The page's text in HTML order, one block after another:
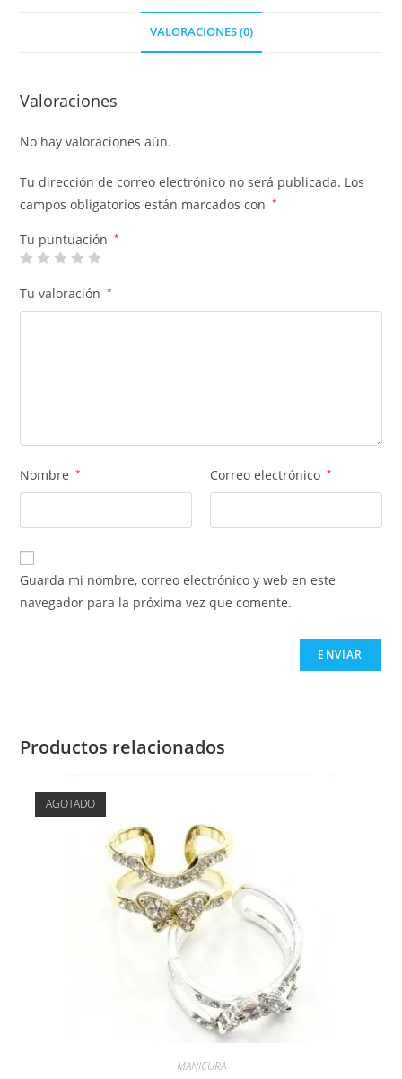
VALORACIONES (0)
Valoraciones
No hay valoraciones aún.
Tu dirección de correo electrónico no será publicada. Los
campos obligatorios están marcados con
*
Tu puntuación *
Tu valoración *
Nombre * Correo electrónico *
Guarda mi nombre, correo electrónico y web en este
navegador para la próxima vez que comente.
Productos relacionados
AGOTADO
MANICURA